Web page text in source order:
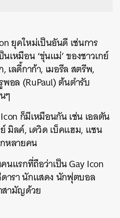
ยุคใหม่เป็นอันดี เช่นการ
หมือน ‘ขุ่นแม่’ ของชาวเกย์
เลดี้กาก้า, เมอรีล สตรีพ,
อล (RuPaul) ต้นตำรับ
ๆ
ก็มีเหมือนกัน เช่น เอลตัน
มิลค์, เดวิด เบ็คแฮม, แชน
หลายคน
นแรกที่ถือว่าเป็น Gay Icon
ดารา นักแสดง นักฟุตบอล
สามัญด้วย